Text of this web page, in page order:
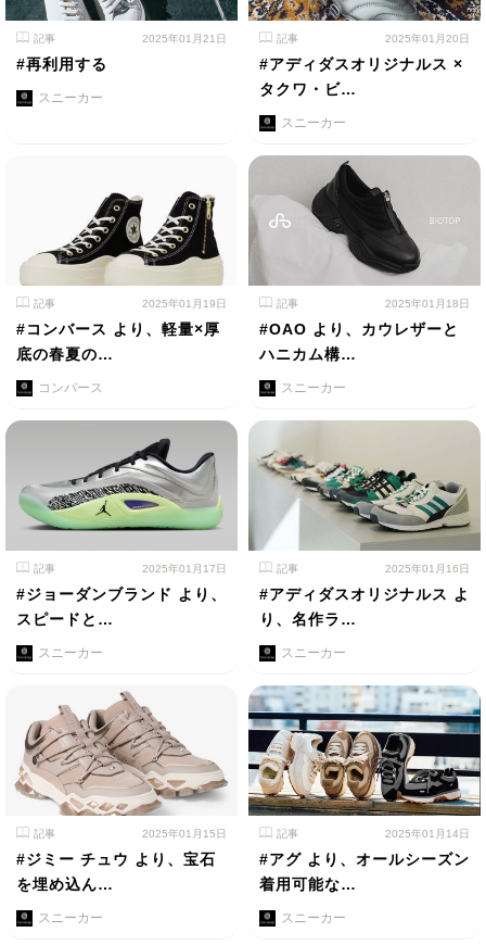
記事 2025年01月21日
#再利用する
スニーカー
記事 2025年01月20日
#アディダスオリジナルス ×
タクワ・ビ…
スニーカー
記事 2025年01月19日
#コンバース より、軽量×厚
底の春夏の…
コンバース
記事 2025年01月18日
#OAO より、カウレザーと
ハニカム構…
スニーカー
記事 2025年01月17日
#ジョーダンブランド より、
スピードと…
スニーカー
記事 2025年01月16日
#アディダスオリジナルス よ
り、名作ラ…
スニーカー
記事 2025年01月15日
#ジミー チュウ より、宝石
を埋め込ん…
スニーカー
記事 2025年01月14日
#アグ より、オールシーズン
着用可能な…
スニーカー